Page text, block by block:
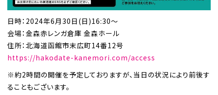
日時：2024年6月30日(日)16:30～
会場：金森赤レンガ倉庫 金森ホール
住所：北海道函館市末広町14番12号
https://hakodate-kanemori.com/access
※約2時間の開催を予定しておりますが、当日の状況により前後す
ることもございます。